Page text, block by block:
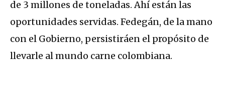
de 3 millones de toneladas. Ahí están las
oportunidades servidas. Fedegán, de la mano
con el Gobierno, persistiráen el propósito de
llevarle al mundo carne colombiana.